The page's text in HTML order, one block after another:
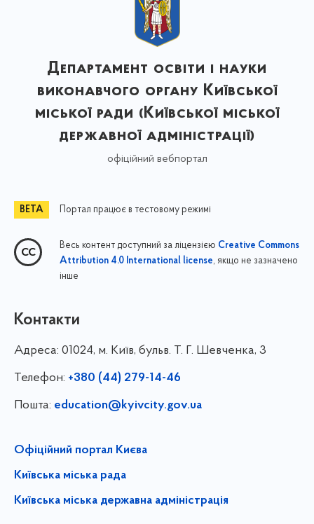
Департамент освіти і науки
виконавчого органу Київської
міської ради (Київської міської
державної адміністрації)
офіційний вебпортал
Портал працює в тестовому режимі
Весь контент доступний за ліцензією Creative Commons
Attribution 4.0 International license, якщо не зазначено
інше
Контакти
Адреса: 01024, м. Київ, бульв. Т. Г. Шевченка, 3
Телефон: +380 (44) 279-14-46
Пошта: education@kyivcity.gov.ua
Офіційний портал Києва
Київська міська рада
Київська міська державна адміністрація